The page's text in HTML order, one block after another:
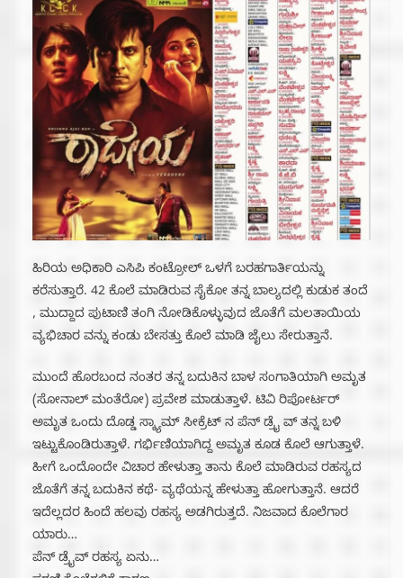
ಹಿರಿಯ ಅಧಿಕಾರಿ ಎಸಿಪಿ ಕಂಟ್ರೋಲ್ ಒಳಗೆ ಬರಹಗಾರ್ತಿಯನ್ನು
ಕರೆಸುತ್ತಾರೆ. 42 ಕೊಲೆ ಮಾಡಿರುವ ಸೈಕೋ ತನ್ನ ಬಾಲ್ಯದಲ್ಲಿ ಕುಡುಕ ತಂದೆ
, ಮುದ್ದಾದ ಪುಟಾಣಿ ತಂಗಿ ನೋಡಿಕೊಳ್ಳುವುದ ಜೊತೆಗೆ ಮಲತಾಯಿಯ
ವ್ಯಭಿಚಾರ ವನ್ನು ಕಂಡು ಬೇಸತ್ತು ಕೊಲೆ ಮಾಡಿ ಜೈಲು ಸೇರುತ್ತಾನೆ.
ಮುಂದೆ ಹೊರಬಂದ ನಂತರ ತನ್ನ ಬದುಕಿನ ಬಾಳ ಸಂಗಾತಿಯಾಗಿ ಅಮೃತ
(ಸೋನಾಲ್ ಮಂತೆರೋ) ಪ್ರವೇಶ ಮಾಡುತ್ತಾಳೆ. ಟಿವಿ ರಿಪೋರ್ಟರ್
ಅಮೃತ ಒಂದು ದೊಡ್ಡ ಸ್ಕ್ಯಾಮ್ ಸೀಕ್ರೆಟ್ ನ ಪೆನ್ ಡ್ರೈ ವ್ ತನ್ನ ಬಳಿ
ಇಟ್ಟುಕೊಂಡಿರುತ್ತಾಳೆ. ಗರ್ಭಿಣಿಯಾಗಿದ್ದ ಅಮೃತ ಕೂಡ ಕೊಲೆ ಆಗುತ್ತಾಳೆ.
ಹೀಗೆ ಒಂದೊಂದೇ ವಿಚಾರ ಹೇಳುತ್ತಾ ತಾನು ಕೊಲೆ ಮಾಡಿರುವ ರಹಸ್ಯದ
ಜೊತೆಗೆ ತನ್ನ ಬದುಕಿನ ಕಥೆ- ವ್ಯಥೆಯನ್ನ ಹೇಳುತ್ತಾ ಹೋಗುತ್ತಾನೆ. ಆದರೆ
ಇದೆಲ್ಲದರ ಹಿಂದೆ ಹಲವು ರಹಸ್ಯ ಅಡಗಿರುತ್ತದೆ. ನಿಜವಾದ ಕೊಲೆಗಾರ
ಯಾರು…
ಪೆನ್ ಡ್ರೈವ್ ರಹಸ್ಯ ಏನು…